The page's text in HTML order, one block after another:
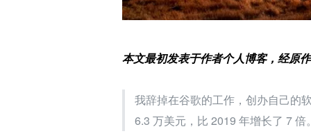
本文最初发表于作者个人博客，经原
我辞掉在谷歌的工作，创办自己的
6.3 万美元，比 2019 年增长了 7 倍